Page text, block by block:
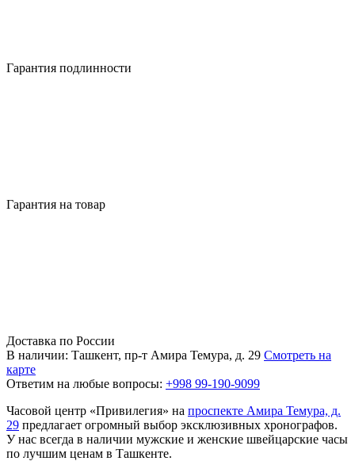
Гарантия подлинности
Гарантия на товар
Доставка по России
В наличии: Ташкент, пр-т Амира Темура, д. 29 Смотреть на
карте
Ответим на любые вопросы: +998 99-190-9099
Часовой центр «Привилегия» на проспекте Амира Темура, д.
29 предлагает огромный выбор эксклюзивных хронографов.
У нас всегда в наличии мужские и женские швейцарские часы
по лучшим ценам в Ташкенте.